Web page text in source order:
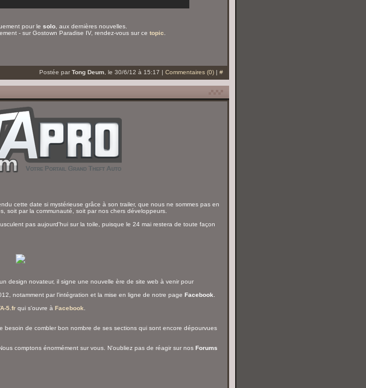
pour le solo, aux dernières nouvelles.
- sur Gostown Paradise IV, rendez-vous sur ce topic
Postée par Tong Deum, le 30/6/12 à 15:17 | Commentaires (0)| #
cette date si mystérieuse grâce à son trailer, que nous ne sommes pas en
soit par la communauté, soit par nos chers développeurs.
pas aujourd'hui sur la toile, puisque le 24 mai restera de toute façon
design novateur, il signe une nouvelle ère de site web à venir pour
notamment par l'intégration et la mise en ligne de notre page Facebook
5.frqui s'ouvre à Facebook
besoin de combler bon nombre de ses sections qui sont encore dépourvues
comptons énormément sur vous. N'oubliez pas de réagir sur nos Forums